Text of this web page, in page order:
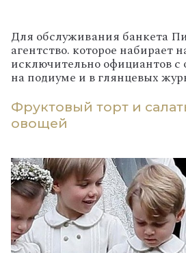
Для обслуживания банкета
агентство. которое набирает
исключительно официантов
на подиуме и в глянцевых
Фруктовый торт и
овощей